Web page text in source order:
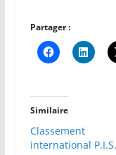
Partager :
Similaire
Classement
international